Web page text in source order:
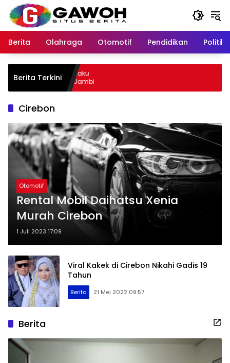
Langsung
konten
Berita
Olahraga Otomotif Pendidikan Politik
Berita Terkini
Tangkap Pelaku
Kabur ke Jambi
Cirebon
Otomotif
Rental Mobil Daihatsu Xenia
Murah Cirebon
1 Juli 2023 17:09
Viral Kakek di Cirebon Nikahi Gadis 19
Tahun
Berita 21 Mei 2022 09:57
Berita